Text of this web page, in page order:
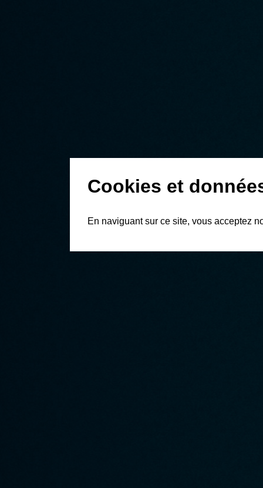
Cookies et
En naviguant sur ce site, vous acceptez